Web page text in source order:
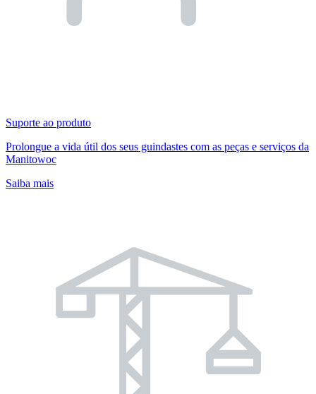
Suporte ao produto
Prolongue a vida útil dos seus guindastes com as peças e serviços da
Manitowoc
Saiba mais